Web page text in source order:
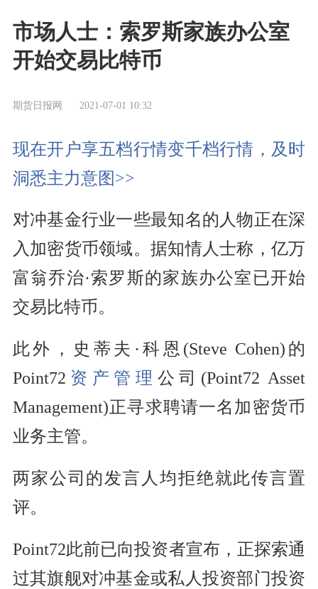
市场人士：索罗斯家族办公室
开始交易比特币
期货日报网 2021-07-01 10:32
现在开户享五档行情变千档行情，及时
洞悉主力意图>>
对冲基金行业一些最知名的人物正在深
入加密货币领域。据知情人士称，亿万
富翁乔治·索罗斯的家族办公室已开始
交易比特币。
此外，史蒂夫·科恩(Steve Cohen)的
Point72 资产管理 公司(Point72 Asset
Management)正寻求聘请一名加密货币
业务主管。
两家公司的发言人均拒绝就此传言置
评。
Point72此前已向投资者宣布，正探索通
过其旗舰对冲基金或私人投资部门投资